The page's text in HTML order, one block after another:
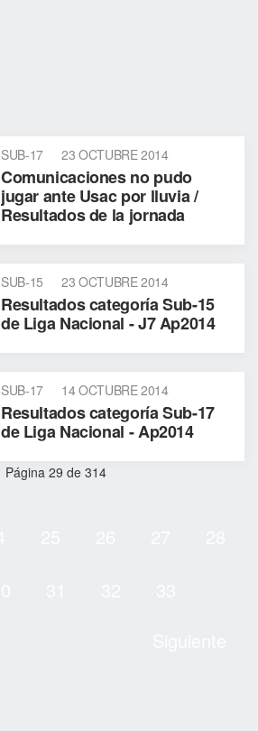
SUB-17 23 OCTUBRE 2014
Comunicaciones no pudo
jugar ante Usac por lluvia /
Resultados de la jornada
SUB-15 23 OCTUBRE 2014
Resultados categoría Sub-15
de Liga Nacional - J7 Ap2014
SUB-17 14 OCTUBRE 2014
Resultados categoría Sub-17
de Liga Nacional - Ap2014
Página 29 de 314